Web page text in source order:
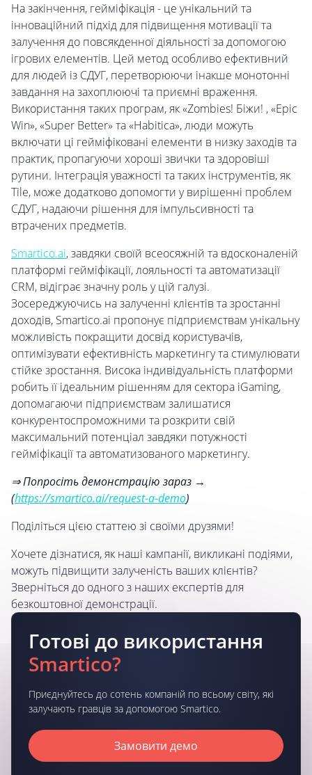
На закінчення, гейміфікація - це унікальний та
інноваційний підхід для підвищення мотивації та
залучення до повсякденної діяльності за допомогою
ігрових елементів. Цей метод особливо ефективний
для людей із СДУГ, перетворюючи інакше монотонні
завдання на захоплюючі та приємні враження.
Використання таких програм, як «Zombies! Біжи! , «Epic
Win», «Super Better» та «Habitica», люди можуть
включати ці гейміфіковані елементи в низку заходів та
практик, пропагуючи хороші звички та здоровіші
рутини. Інтеграція уважності та таких інструментів, як
Tile, може додатково допомогти у вирішенні проблем
СДУГ, надаючи рішення для імпульсивності та
втрачених предметів.
Smartico.ai, завдяки своїй всеосяжній та вдосконаленій
платформі гейміфікації, лояльності та автоматизації
CRM, відіграє значну роль у цій галузі.
Зосереджуючись на залученні клієнтів та зростанні
доходів, Smartico.ai пропонує підприємствам унікальну
можливість покращити досвід користувачів,
оптимізувати ефективність маркетингу та стимулювати
стійке зростання. Висока індивідуальність платформи
робить її ідеальним рішенням для сектора iGaming,
допомагаючи підприємствам залишатися
конкурентоспроможними та розкрити свій
максимальний потенціал завдяки потужності
гейміфікації та автоматизованого маркетингу.
⇒ Попросіть демонстрацію зараз →
(https://smartico.ai/request-a-demo)
Поділіться цією статтею зі своїми друзями!
Хочете дізнатися, як наші кампанії, викликані подіями,
можуть підвищити залученість ваших клієнтів?
Зверніться до одного з наших експертів для
безкоштовної демонстрації.
Готові до використання
Smartico?
Приєднуйтесь до сотень компаній по всьому світу, які
залучають гравців за допомогою Smartico.
Замовити демо